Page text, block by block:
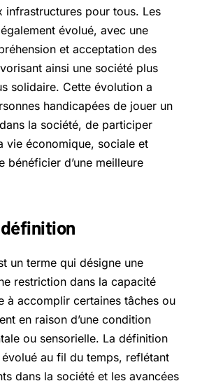
infrastructures pour tous. Les
évolué, avec une
et acceptation des
ainsi une société plus
solidaire. Cette évolution a
handicapées de jouer un
la société, de participer
vie économique, sociale et
bénéficier d’une meilleure
un terme qui désigne une
restriction dans la capacité
à accomplir certaines tâches ou
en raison d’une condition
ou sensorielle. La définition
au fil du temps, reflétant
dans la société et les avancées